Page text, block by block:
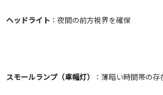
ヘッドライト ：夜間の前方視界を確保
スモールランプ（車幅灯） ：薄暗い時間帯の存